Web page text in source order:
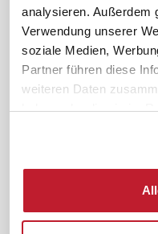
analysieren. Außerdem
Verwendung unserer
soziale Medien,
Partner führen diese
weiteren Daten
haben oder die sie im
Bahn Sondertarif
meinifb
Downloads & Formulare
Rechtsprechung